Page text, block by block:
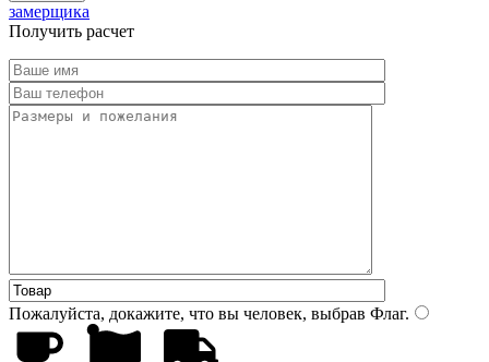
замерщика
Получить расчет
Пожалуйста, докажите, что вы человек, выбрав Флаг.